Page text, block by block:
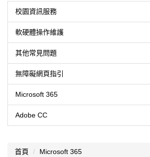
校園資訊服務
軟硬體操作維護
其他常見問題
無障礙網頁指引
Microsoft 365
Adobe CC
首頁 Microsoft 365